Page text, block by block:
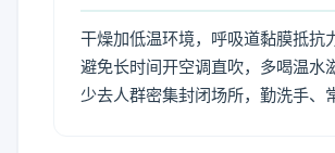
干燥加低温环境，呼吸道黏膜抵抗
避免长时间开空调直吹，多喝温水
少去人群密集封闭场所，勤洗手、